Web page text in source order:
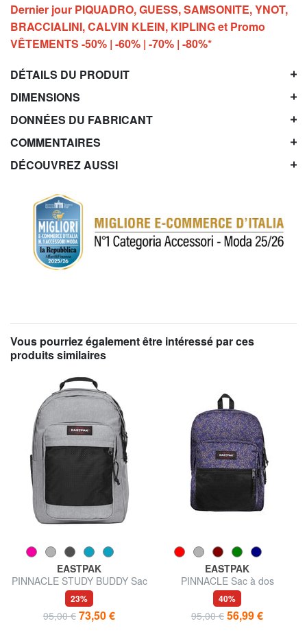
Dernier jour PIQUADRO, GUESS, SAMSONITE, YNOT,
BRACCIALINI, CALVIN KLEIN, KIPLING et Promo
VÊTEMENTS -50% | -60% | -70% | -80%*
DÉTAILS DU PRODUIT
DIMENSIONS
DONNÉES DU FABRICANT
COMMENTAIRES
DÉCOUVREZ AUSSI
Vous pourriez également être intéressé par ces
produits similaires
EASTPAK
PINNACLE STUDY BUDDY Sac
à dos avec support pour
ordinateur portable 15,6"
23%
95,00 € 73,50 €
EASTPAK
PINNACLE Sac à dos
40%
95,00 € 56,99 €